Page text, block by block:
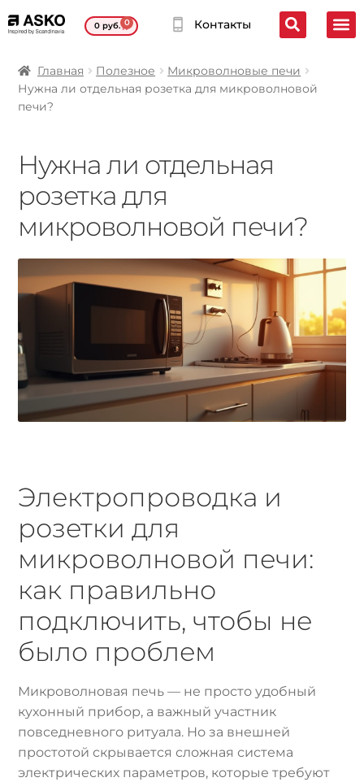
0руб. 0 Контакты
Главная Полезное
Микроволновые печи
Нужна ли отдельная розетка для микроволновой
печи?
Нужна ли отдельная
розетка для
микроволновой печи?
Электропроводка и
розетки для
микроволновой печи:
как правильно
подключить, чтобы не
было проблем
Микроволновая печь — не просто удобный
кухонный прибор, а важный участник
повседневного ритуала. Но за внешней
простотой скрывается сложная система
электрических параметров, которые требуют